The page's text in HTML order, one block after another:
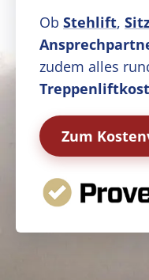
Ob Stehlift,
zudem alles
Zum